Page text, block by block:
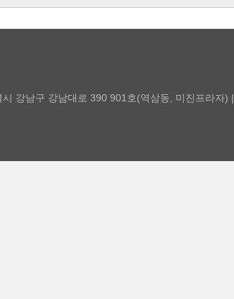
강남구 강남대로 390 901호(역삼동, 미진프라자) |